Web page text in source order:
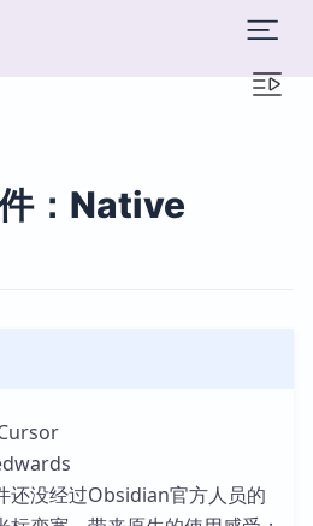
：Native
还没经过Obsidian官方人员的